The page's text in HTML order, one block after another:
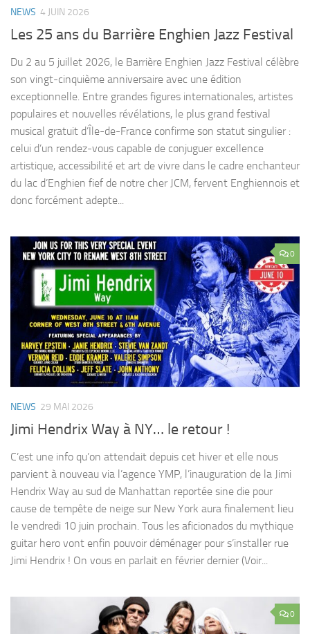
NEWS 4 JUIN 2026
Les 25 ans du Barrière Enghien Jazz Festival
Du 2 au 5 juillet 2026, le Barrière Enghien Jazz Festival célèbre
son vingt-cinquième anniversaire avec une édition
exceptionnelle. Entre grandes figures internationales, artistes
populaires et nouvelles révélations, le plus grand festival
musical gratuit d’Île-de-France confirme son statut singulier :
celui d’un rendez-vous capable de conjuguer excellence
artistique, accessibilité et art de vivre dans le cadre enchanteur
du lac d’Enghien fief de notre cher JCM, fervent Enghiennois et
donc forcément adepte...
0
NEWS 29 MAI 2026
Jimi Hendrix Way à NY… le retour !
C’est une info qu’on attendait depuis cet hiver et elle nous
parvient à nouveau via l’agence YMP, l’inauguration de la Jimi
Hendrix Way au sud de Manhattan reportée sine die pour
cause de tempête de neige sur New York aura finalement lieu
le vendredi 10 juin prochain. Tous les aficionados du mythique
guitar hero vont enfin pouvoir déménager pour s’installer rue
Jimi Hendrix ! On vous en parlait en février dernier (Voir...
0